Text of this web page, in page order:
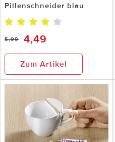
Pillenschneider blau
5,99 4,49
Zum Artikel